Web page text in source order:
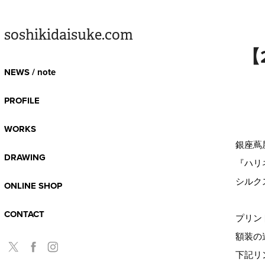
soshikidaisuke.com
NEWS / note
PROFILE
WORKS
DRAWING
ONLINE SHOP
CONTACT
銀座蔦
『ハ
シルク
プリン
額装の
下記リ